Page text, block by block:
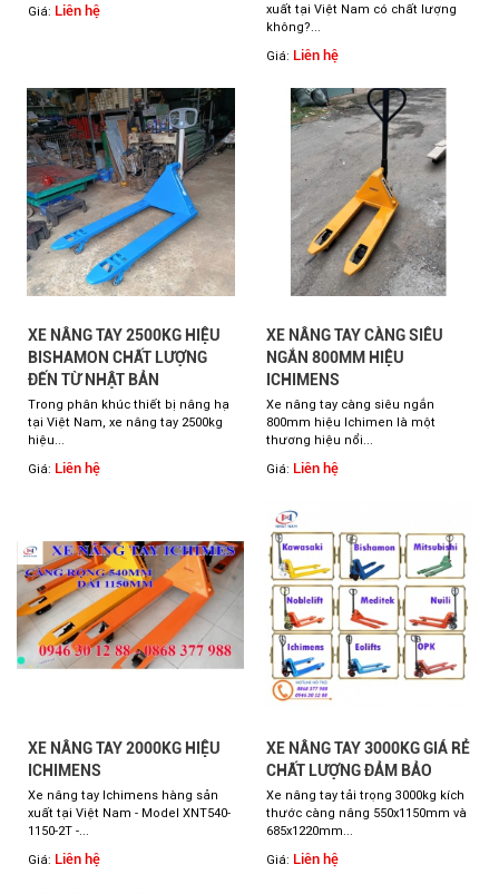
Giá: Liên hệ
xuất tại Việt Nam có chất lượng
không?...
Giá: Liên hệ
XE NÂNG TAY 2500KG HIỆU
BISHAMON CHẤT LƯỢNG
ĐẾN TỪ NHẬT BẢN
Trong phân khúc thiết bị nâng hạ
tại Việt Nam, xe nâng tay 2500kg
hiệu...
Giá: Liên hệ
XE NÂNG TAY CÀNG SIÊU
NGẮN 800MM HIỆU
ICHIMENS
Xe nâng tay càng siêu ngắn
800mm hiệu Ichimen là một
thương hiệu nổi...
Giá: Liên hệ
XE NÂNG TAY 2000KG HIỆU
ICHIMENS
Xe nâng tay Ichimens hàng sản
xuất tại Việt Nam - Model XNT540-
1150-2T -...
Giá: Liên hệ
XE NÂNG TAY 3000KG GIÁ RẺ
CHẤT LƯỢNG ĐẢM BẢO
Xe nâng tay tải trọng 3000kg kích
thước càng nâng 550x1150mm và
685x1220mm...
Giá: Liên hệ